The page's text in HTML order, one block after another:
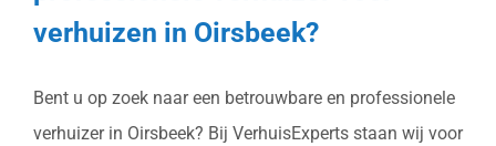
verhuizen in Oirsbeek?
Bent u op zoek naar een betrouwbare en professionele
verhuizer in Oirsbeek? Bij VerhuisExperts staan wij voor